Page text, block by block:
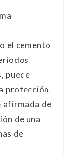
el cemento
puede
protección,
afirmada de
de una
de